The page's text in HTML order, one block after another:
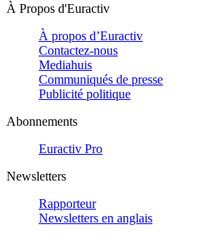
À Propos d'Euractiv
À propos d’Euractiv
Contactez-nous
Mediahuis
Communiqués de presse
Publicité politique
Abonnements
Euractiv Pro
Newsletters
Rapporteur
Newsletters en anglais